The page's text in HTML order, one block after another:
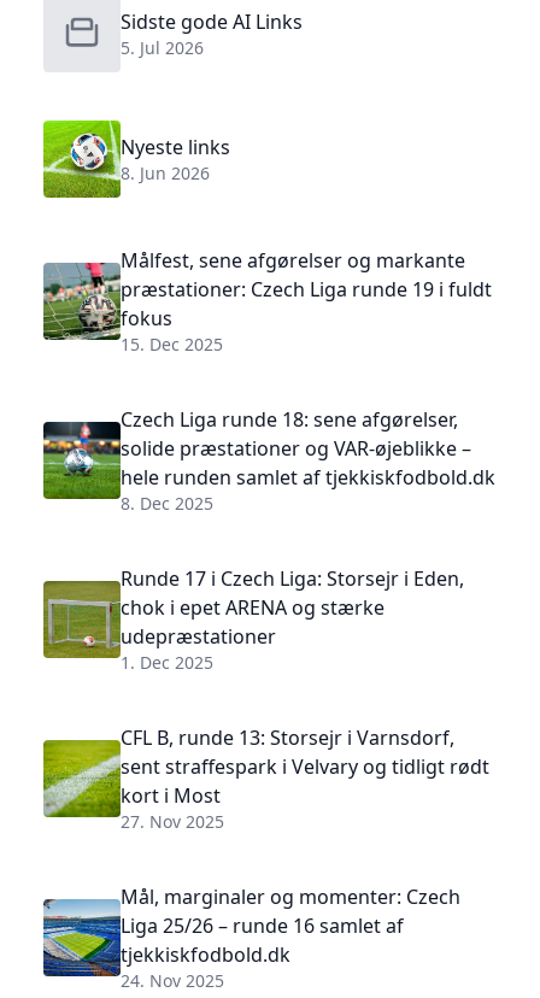
Sidste gode AI Links
5. Jul 2026
Nyeste links
8. Jun 2026
Målfest, sene afgørelser og markante
præstationer: Czech Liga runde 19 i fuldt
fokus
15. Dec 2025
Czech Liga runde 18: sene afgørelser,
solide præstationer og VAR-øjeblikke –
hele runden samlet af tjekkiskfodbold.dk
8. Dec 2025
Runde 17 i Czech Liga: Storsejr i Eden,
chok i epet ARENA og stærke
udepræstationer
1. Dec 2025
CFL B, runde 13: Storsejr i Varnsdorf,
sent straffespark i Velvary og tidligt rødt
kort i Most
27. Nov 2025
Mål, marginaler og momenter: Czech
Liga 25/26 – runde 16 samlet af
tjekkiskfodbold.dk
24. Nov 2025